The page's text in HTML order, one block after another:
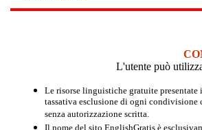
L'utente può
Le risorse linguistiche gratuite presentate
tassativa esclusione di ogni
senza autorizzazione scritta.
Il nome del sito EnglishGratis è